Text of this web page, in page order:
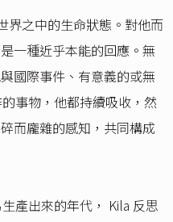
界之中的生命狀態。對他而
一種近乎本能的回應。無
國際事件、有意義的或無
事物，他都持續吸收，然
而龐雜的感知，共同構成
產出來的年代， Kila 反思